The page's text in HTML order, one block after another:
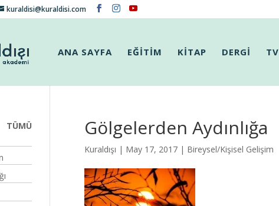
kuraldisi@kuraldisi.com
ANA SAYFA EĞİTİM KİTAP DERGİ TV
Gölgelerden Aydınlığa
Kuraldışı | May 17, 2017 | Bireysel/Kişisel Gelişim
TÜMÜ